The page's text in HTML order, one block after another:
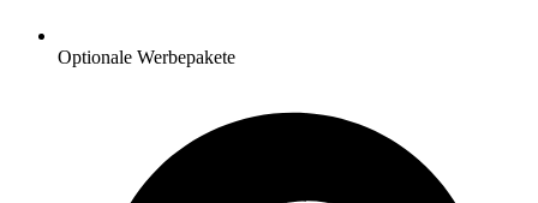
Optionale Werbepakete